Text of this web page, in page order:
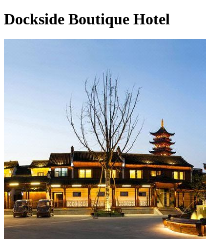
Dockside Boutique Hotel